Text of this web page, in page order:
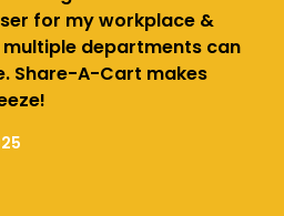
for my workplace &
departments can
Share-A-Cart makes